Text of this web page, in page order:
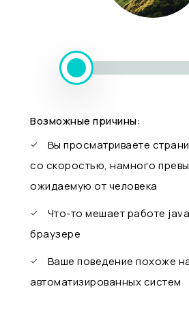
Возможные причины:
Вы просматриваете
со скоростью, намного
ожидаемую от человека
Что-то мешает работе
браузере
Ваше поведение похоже
автоматизированных систем